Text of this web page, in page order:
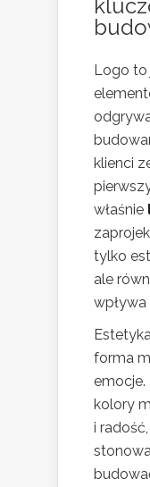
Logo to
klienci
właśnie
tylko
ale
forma
emocje.
kolory
i